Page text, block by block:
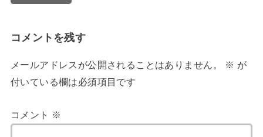
コメントを残す
メールアドレスが公開されることはありません。 ※ が
付いている欄は必須項目です
コメント ※